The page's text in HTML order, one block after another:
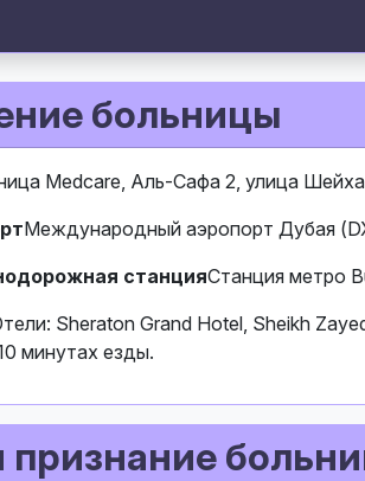
больницы
Medcare, Аль-Сафа 2, улица
Международный аэропорт Дубая
станцияСтанция метро
Sheraton Grand Hotel, Sheikh
минутах езды.
признание